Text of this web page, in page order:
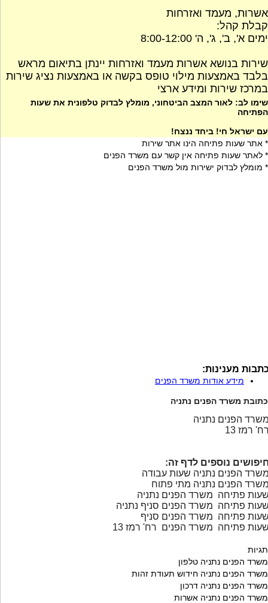
אשרות, מעמד ואזרחות
קבלת קהל:
ימים א', ב', ג', ה' 8:00-12:00
שירות בנושא אשרות מעמד ואזרחות יינתן בתיאום מראש
בלבד באמצעות מילוי טופס בקשה או באמצעות נציג שירות
במרכז שירות ומידע ארצי
שימו לב: לאור המצב הביטחוני, מומלץ לבדוק טלפונית את שעות
הפתיחה
עם ישראל חי! ביחד ננצח!
* אתר שעות פתיחה הינו אתר שירות
* לאתר שעות פתיחה אין קשר עם משרד הפנים
* מומלץ לבדוק ישירות מול משרד הפנים
מענינות:
מידע אודות משרד הפנים
כתובת משרד הפנים נתניה
הפנים נתניה
רמז 13
נוספים לדף זה:
הפנים נתניה שעות עבודה
הפנים נתניה מתי פתוח
פתיחה משרד הפנים נתניה
פתיחה משרד הפנים סניף נתניה
פתיחה משרד הפנים סניף
פתיחה משרד הפנים רח' רמז 13
תגיות
משרד הפנים נתניה טלפון
משרד הפנים נתניה חידוש תעודת זהות
משרד הפנים נתניה דרכון
משרד הפנים נתניה אשרות